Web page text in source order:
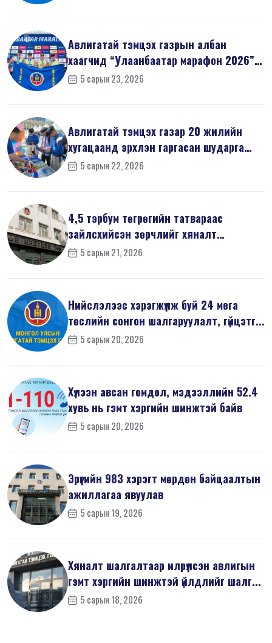
Авлигатай тэмцэх газрын албан
хаагчид “Улаанбаатар марафон 2026”-
д оро...
5 сарын 23, 2026
Авлигатай тэмцэх газар 20 жилийн
хугацаанд эрхлэн гаргасан шударга
ёсн...5 сарын 22, 2026
4,5 тэрбум төгрөгийн татвараас
зайлсхийсэн зөрчлийг хяналт
шалгалтаар ...
5 сарын 21, 2026
Нийслэлээс хэрэгжүүлж буй 24 мега
төслийн сонгон шалгаруулалт, гүйцэтг...
5 сарын 20, 2026
Хүлээн авсан гомдол, мэдээллийн 52.4
хувь нь гэмт хэргийн шинжтэй байв
5 сарын 20, 2026
Эрүүгийн 983 хэрэгт мөрдөн байцаалтын
ажиллагаа явуулав
5 сарын 19, 2026
Хяналт шалгалтаар илрүүлсэн авлигын
гэмт хэргийн шинжтэй үйлдлийг шалг...
5 сарын 18, 2026